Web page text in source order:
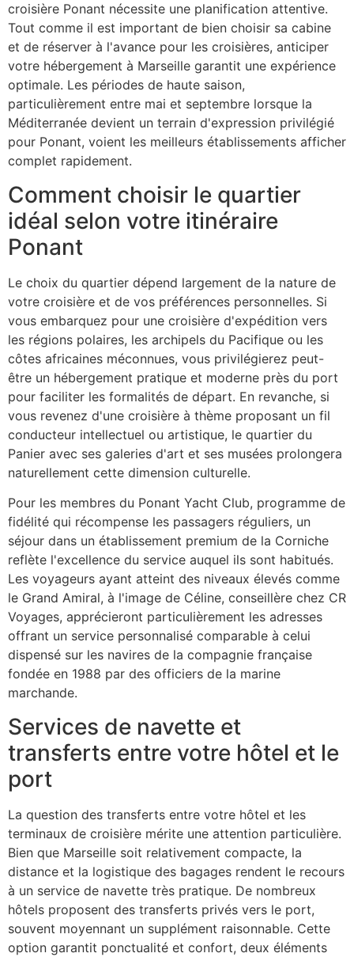
croisière Ponant nécessite une planification attentive.
Tout comme il est important de bien choisir sa cabine
et de réserver à l'avance pour les croisières, anticiper
votre hébergement à Marseille garantit une expérience
optimale. Les périodes de haute saison,
particulièrement entre mai et septembre lorsque la
Méditerranée devient un terrain d'expression privilégié
pour Ponant, voient les meilleurs établissements afficher
complet rapidement.
Comment choisir le quartier
idéal selon votre itinéraire
Ponant
Le choix du quartier dépend largement de la nature de
votre croisière et de vos préférences personnelles. Si
vous embarquez pour une croisière d'expédition vers
les régions polaires, les archipels du Pacifique ou les
côtes africaines méconnues, vous privilégierez peut-
être un hébergement pratique et moderne près du port
pour faciliter les formalités de départ. En revanche, si
vous revenez d'une croisière à thème proposant un fil
conducteur intellectuel ou artistique, le quartier du
Panier avec ses galeries d'art et ses musées prolongera
naturellement cette dimension culturelle.
Pour les membres du Ponant Yacht Club, programme de
fidélité qui récompense les passagers réguliers, un
séjour dans un établissement premium de la Corniche
reflète l'excellence du service auquel ils sont habitués.
Les voyageurs ayant atteint des niveaux élevés comme
le Grand Amiral, à l'image de Céline, conseillère chez CR
Voyages, apprécieront particulièrement les adresses
offrant un service personnalisé comparable à celui
dispensé sur les navires de la compagnie française
fondée en 1988 par des officiers de la marine
marchande.
Services de navette et
transferts entre votre hôtel et le
port
La question des transferts entre votre hôtel et les
terminaux de croisière mérite une attention particulière.
Bien que Marseille soit relativement compacte, la
distance et la logistique des bagages rendent le recours
à un service de navette très pratique. De nombreux
hôtels proposent des transferts privés vers le port,
souvent moyennant un supplément raisonnable. Cette
option garantit ponctualité et confort, deux éléments